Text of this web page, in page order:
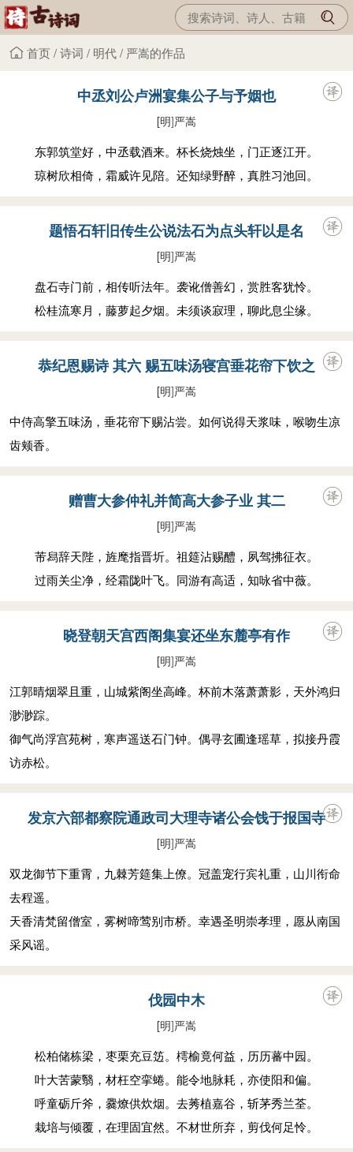
首页/诗词 / 明代/ 严嵩的作品
中丞刘公卢洲宴集公子与予姻也
[明]严嵩
东郭筑堂好，中丞载酒来。杯长烧烛坐，门正逐江开。
琼树欣相倚，霜威许见陪。还知绿野醉，真胜习池回。
题悟石轩旧传生公说法石为点头轩以是名
[明]严嵩
盘石寺门前，相传听法年。袭讹僧善幻，赏胜客犹怜。
松桂流寒月，藤萝起夕烟。未须谈寂理，聊此息尘缘。
恭纪恩赐诗 其六 赐五味汤寝宫垂花帘下饮之
[明]严嵩
中侍高擎五味汤，垂花帘下赐沾尝。如何说得天浆味，喉吻生凉
齿颊香。
赠曹大参仲礼并简高大参子业 其二
[明]严嵩
芾舄辞天陛，旌麾指晋圻。祖筵沾赐醴，夙驾拂征衣。
过雨关尘净，经霜陇叶飞。同游有高适，知咏省中薇。
晓登朝天宫西阁集宴还坐东麓亭有作
[明]严嵩
江郭晴烟翠且重，山城紫阁坐高峰。杯前木落萧萧影，天外鸿归
渺渺踪。
御气尚浮宫苑树，寒声遥送石门钟。偶寻玄圃逢瑶草，拟接丹霞
访赤松。
发京六部都察院通政司大理寺诸公会饯于报国寺
[明]严嵩
双龙御节下重霄，九棘芳筵集上僚。冠盖宠行宾礼重，山川衔命
去程遥。
天香清梵留僧室，雾树啼莺别市桥。幸遇圣明崇孝理，愿从南国
采风谣。
伐园中木
[明]严嵩
松柏储栋梁，枣栗充豆笾。樗榆竟何益，历历蕃中园。
叶大苦蒙翳，材枉空挛蜷。能令地脉耗，亦使阳和偏。
呼童砺斤斧，爨燎供炊烟。去莠植嘉谷，斩茅秀兰荃。
栽培与倾覆，在理固宜然。不材世所弃，剪伐何足怜。